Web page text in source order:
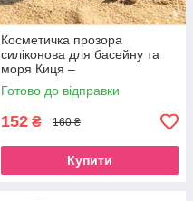
Косметичка прозора
силіконова для басейну та
моря Киця –
Водонепроникний пенал
органайзер для пляжу та
Готово до відправки
152 ₴ 160 ₴
Купити